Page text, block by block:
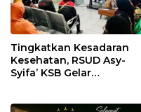
Tingkatkan Kesadaran
Kesehatan, RSUD Asy-
Syifa’ KSB Gelar